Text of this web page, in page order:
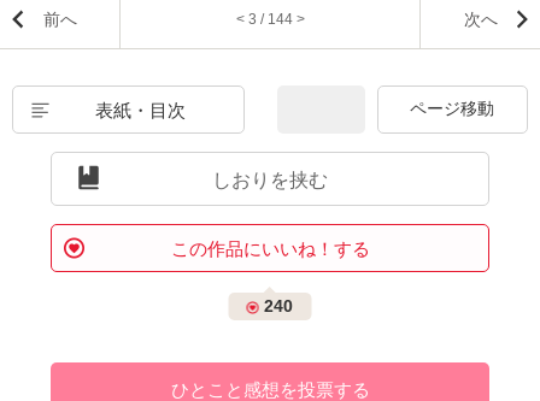
前へ < 3 / 144 > 次へ
表紙・目次
しおりを挟む
この作品にいいね！する
240
ひとこと感想を投票する